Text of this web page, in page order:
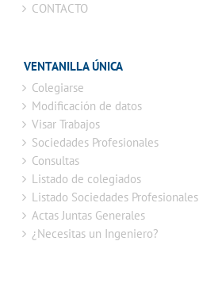
CONTACTO
VENTANILLA ÚNICA
Colegiarse
Modificación de datos
Visar Trabajos
Sociedades Profesionales
Consultas
Listado de colegiados
Listado Sociedades Profesionales
Actas Juntas Generales
¿Necesitas un Ingeniero?